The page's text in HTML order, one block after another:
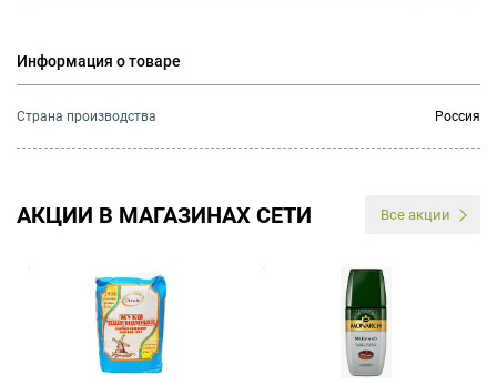
Информация о товаре
Страна производства Россия
АКЦИИ В МАГАЗИНАХ СЕТИ Все акции